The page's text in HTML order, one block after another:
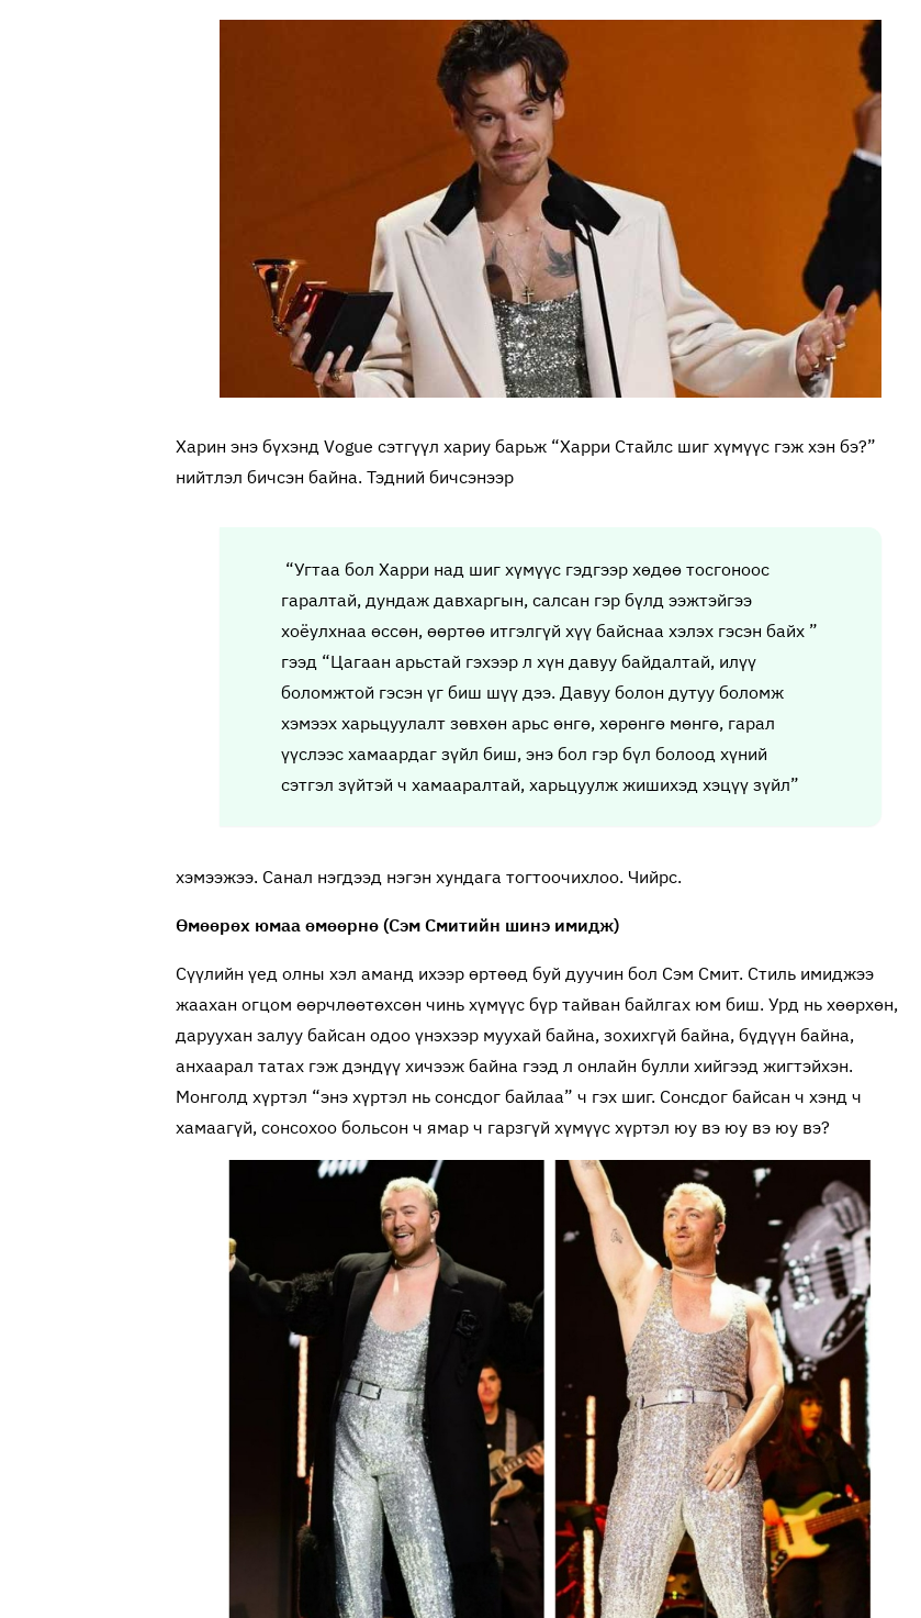
Харин энэ бүхэнд Vogue сэтгүүл хариу барьж “Харри Стайлс шиг хүмүүс гэж хэн бэ?”
нийтлэл бичсэн байна. Тэдний бичсэнээр
“Угтаа бол Харри над шиг хүмүүс гэдгээр хөдөө тосгоноос
гаралтай, дундаж давхаргын, салсан гэр бүлд ээжтэйгээ
хоёулхнаа өссөн, өөртөө итгэлгүй хүү байснаа хэлэх гэсэн байх ”
гээд “Цагаан арьстай гэхээр л хүн давуу байдалтай, илүү
боломжтой гэсэн үг биш шүү дээ. Давуу болон дутуу боломж
хэмээх харьцуулалт зөвхөн арьс өнгө, хөрөнгө мөнгө, гарал
үүслээс хамаардаг зүйл биш, энэ бол гэр бүл болоод хүний
сэтгэл зүйтэй ч хамааралтай, харьцуулж жишихэд хэцүү зүйл”
хэмээжээ. Санал нэгдээд нэгэн хундага тогтоочихлоо. Чийрс.
Өмөөрөх юмаа өмөөрнө (Сэм Смитийн шинэ имидж)
Сүүлийн үед олны хэл аманд ихээр өртөөд буй дуучин бол Сэм Смит. Стиль имиджээ
жаахан огцом өөрчлөөтөхсөн чинь хүмүүс бүр тайван байлгах юм биш. Урд нь хөөрхөн,
даруухан залуу байсан одоо үнэхээр муухай байна, зохихгүй байна, бүдүүн байна,
анхаарал татах гэж дэндүү хичээж байна гээд л онлайн булли хийгээд жигтэйхэн.
Монголд хүртэл “энэ хүртэл нь сонсдог байлаа” ч гэх шиг. Сонсдог байсан ч хэнд ч
хамаагүй, сонсохоо больсон ч ямар ч гарзгүй хүмүүс хүртэл юу вэ юу вэ юу вэ?